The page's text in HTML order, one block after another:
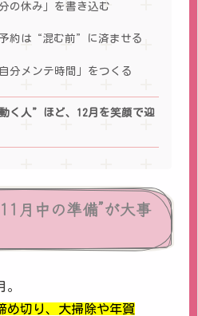
の休み」を書き込む
約は“混む前”に済ませる
分メンテ時間」をつくる
く人”ほど、12月を笑顔で迎
月中の準備”が大事
め切り、大掃除や年賀